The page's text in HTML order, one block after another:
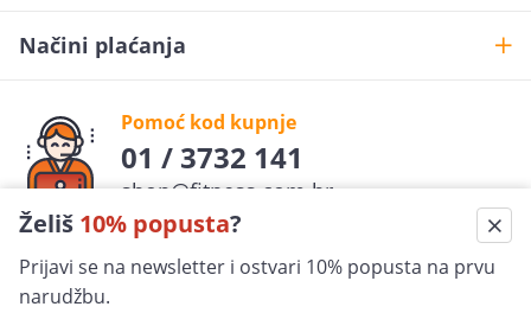
Želiš 10% popusta?
Prijavi se na newsletter i ostvari 10% popusta na prvu
narudžbu.
Načini plaćanja
Pomoć kod kupnje
01 / 3732 141
shop@fitness.com.hr
pratite nas